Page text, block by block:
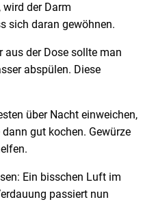
wird der Darm
sich daran gewöhnen.
aus der Dose sollte man
abspülen. Diese
über Nacht einweichen,
gut kochen. Gewürze
Ein bisschen Luft im
passiert nun